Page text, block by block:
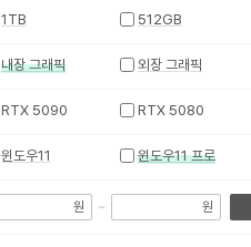
1TB 512GB
내장 그래픽 외장 그래픽
RTX 5090 RTX 5080
윈도우11 윈도우11 프로
원 ~ 원